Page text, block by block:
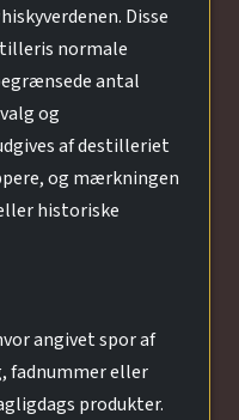
Disse
normale
antal
og
af destilleriet
og mærkningen
historiske
angivet spor af
fadnummer eller
produkter.